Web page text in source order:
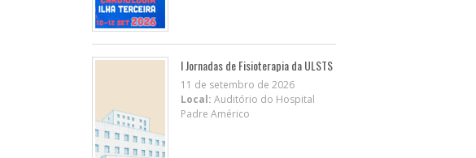
I Jornadas de Fisioterapia da ULSTS
11 de setembro de 2026
Local: Auditório do Hospital
Padre Américo